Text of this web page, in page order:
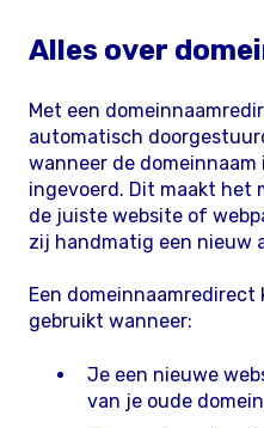
Alles over
Met een
automatisch
wanneer de
ingevoerd. Dit maakt het
de juiste website of
zij handmatig een nieuw
Een
gebruikt wanneer:
Je een nieuwe
van je oude